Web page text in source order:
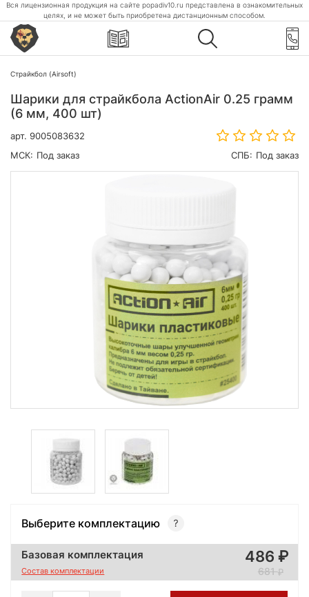
Вся лицензионная продукция на сайте popadiv10.ru представлена в ознакомительных
целях, и не может быть приобретена дистанционным способом.
Страйкбол (Airsoft)
Шарики для страйкбола ActionAir 0.25 грамм
(6 мм, 400 шт)
арт. 9005083632
МСК: Под заказ СПБ: Под заказ
Выберите комплектацию
Базовая комплектация
Состав комплектации
486
681